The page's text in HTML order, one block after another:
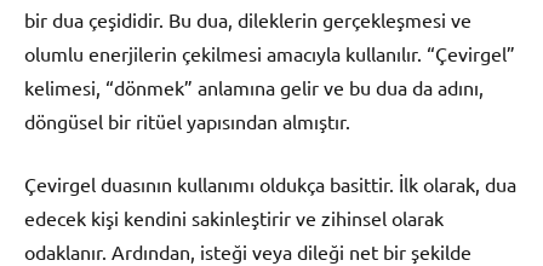
bir dua çeşididir. Bu dua, dileklerin gerçekleşmesi ve
olumlu enerjilerin çekilmesi amacıyla kullanılır. “Çevirgel”
kelimesi, “dönmek” anlamına gelir ve bu dua da adını,
döngüsel bir ritüel yapısından almıştır.
Çevirgel duasının kullanımı oldukça basittir. İlk olarak, dua
edecek kişi kendini sakinleştirir ve zihinsel olarak
odaklanır. Ardından, isteği veya dileği net bir şekilde